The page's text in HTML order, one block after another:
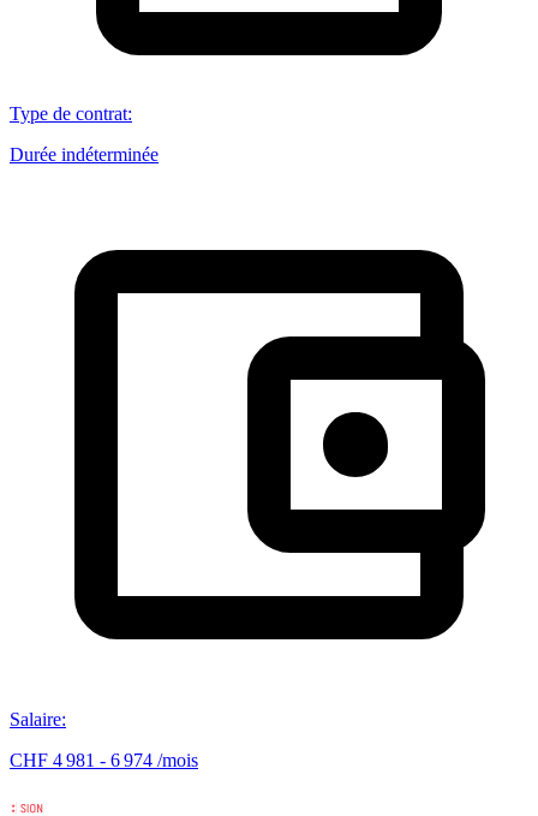
Type de contrat:
Durée indéterminée
Salaire:
CHF 4 981 - 6 974 /mois